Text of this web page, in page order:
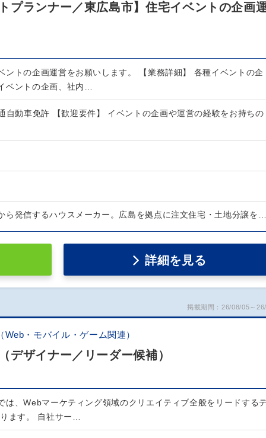
プランナー／東広島市】住宅イベントの企画
ントの企画運営をお願いします。 【業務詳細】 各種イベントの企
ベントの企画、社内…
自動車免許 【歓迎要件】 イベントの企画や運営の経験をお持ちの
ら発信するハウスメーカー。広島を拠点に注文住宅・土地分譲を
詳細を見る
掲載期間：26/08/05～
・モバイル・ゲーム関連）
デザイナー／リーダー候補）
は、Webマーケティング領域のクリエイティブ全般をリードする
ます。 自社サー…